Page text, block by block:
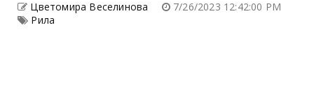
Цветомира Веселинова
7/26/2023 12:42:00 PM
Рила